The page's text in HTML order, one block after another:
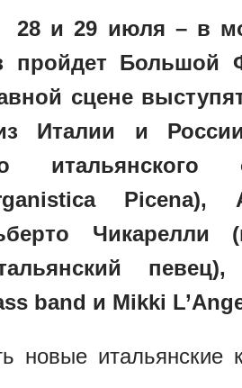
28 и 29 июля – в
Большой
сцене
Италии и
итальянского
Picena),
Чикарелли
band и Mikki
новые итальянские